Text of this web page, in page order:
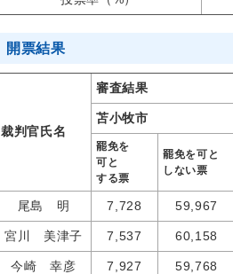
開票結果
裁判官氏名
審査結果
苫小牧市
罷免を
可と
する票
罷免を可と
しない票
尾島 明 7,728 59,967
宮川 美津子 7,537 60,158
今崎 幸彦 7,927 59,768